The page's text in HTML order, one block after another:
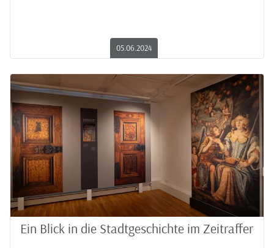
05.06.2024
Ein Blick in die Stadtgeschichte im Zeitraffer